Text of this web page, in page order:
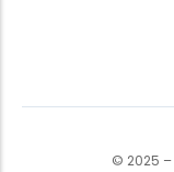
© 2025 –